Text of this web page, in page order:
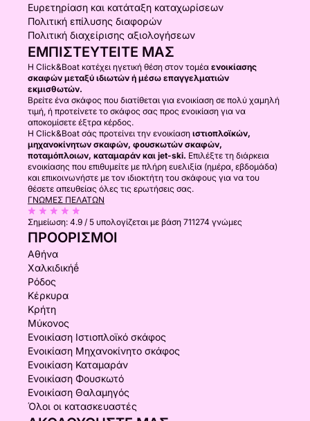
Ευρετηρίαση και κατάταξη καταχωρίσεων
Πολιτική επίλυσης διαφορών
Πολιτική διαχείρισης αξιολογήσεων
ΕΜΠΙΣΤΕΥΤΕΊΤΕ ΜΑΣ
Η Click&Boat κατέχει ηγετική θέση στον τομέα ενοικίασης
σκαφών μεταξύ ιδιωτών ή μέσω επαγγελματιών
εκμισθωτών.
Βρείτε ένα σκάφος που διατίθεται για ενοικίαση σε πολύ χαμηλή
τιμή, ή προτείνετε το σκάφος σας προς ενοικίαση για να
αποκομίσετε έξτρα κέρδος.
Η Click&Boat σάς προτείνει την ενοικίαση ιστιοπλοϊκών,
μηχανοκίνητων σκαφών, φουσκωτών σκαφών,
ποταμόπλοιων, καταμαράν και jet-ski. Επιλέξτε τη διάρκεια
ενοικίασης που επιθυμείτε με πλήρη ευελιξία (ημέρα, εβδομάδα)
και επικοινωνήστε με τον ιδιοκτήτη του σκάφους για να του
θέσετε απευθείας όλες τις ερωτήσεις σας.
ΓΝΏΜΕΣ ΠΕΛΑΤΏΝ
Σημείωση: 4.9 / 5 υπολογίζεται με βάση 711274 γνώμες
ΠΡΟΟΡΙΣΜΟΊ
Αθήνα
Χαλκιδικήḗ
Ρόδος
Κέρκυρα
Κρήτη
Μύκονος
Ενοικίαση Ιστιοπλοϊκό σκάφος
Ενοικίαση Μηχανοκίνητο σκάφος
Ενοικίαση Καταμαράν
Ενοικίαση Φουσκωτό
Ενοικίαση Θαλαμηγός
Όλοι οι κατασκευαστές